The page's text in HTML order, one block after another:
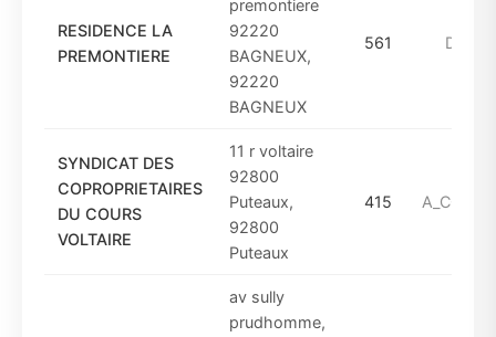
RESIDENCE LA
PREMONTIERE
premontiere
92220
BAGNEUX,
92220
BAGNEUX
561
SYNDICAT DES
COPROPRIETAIRES
DU COURS
VOLTAIRE
11 r voltaire
92800
Puteaux,
92800
Puteaux
415
av sully
prudhomme,